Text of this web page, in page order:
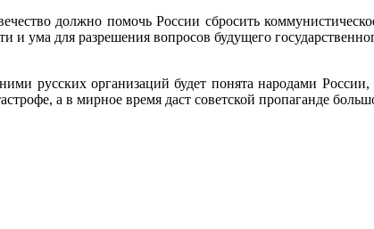
должно помочь России сбросить
и ума для разрешения вопросов будущего
русских организаций будет понята народами
а в мирное время даст советской пропаганде